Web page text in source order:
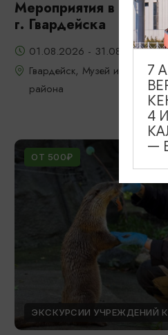
Мероприятия в музее
г. Гвардейска
01.08.2026 - 31.08.2026
Гвардейск, Музей истории и
района
ОТ 500₽
ЭКСКУРСИИ УЧРЕЖДЕНИЙ
7
4
—